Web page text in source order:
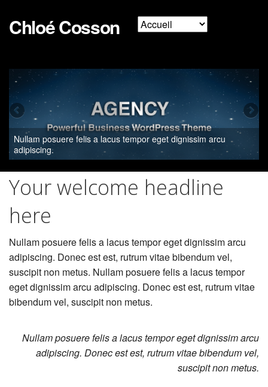
Chloé Cosson
Nullam posuere felis a lacus tempor eget dignissim arcu
adipiscing.
Your welcome headline
here
Nullam posuere felis a lacus tempor eget dignissim arcu
adipiscing. Donec est est, rutrum vitae bibendum vel,
suscipit non metus. Nullam posuere felis a lacus tempor
eget dignissim arcu adipiscing. Donec est est, rutrum vitae
bibendum vel, suscipit non metus.
Nullam posuere felis a lacus tempor eget dignissim arcu
adipiscing. Donec est est, rutrum vitae bibendum vel,
suscipit non metus.